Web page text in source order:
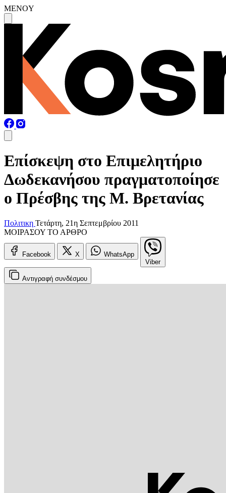
MENOY
Επίσκεψη στο Επιμελητήριο
Δωδεκανήσου πραγματοποίησε
ο Πρέσβης της Μ. Βρετανίας
Πολιτικη Τετάρτη, 21η Σεπτεμβρίου 2011
ΜΟΙΡΑΣΟΥ ΤΟ ΑΡΘΡΟ
Facebook X
WhatsApp
Viber
Αντιγραφή συνδέσμου